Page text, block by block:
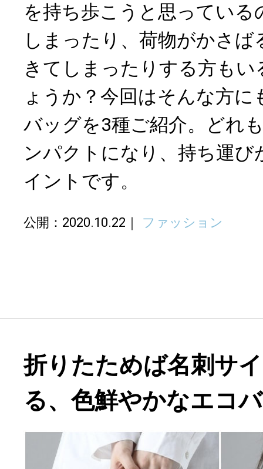
を持ち歩こうと思っている
しまったり、荷物がかさ
きてしまったりする方も
ょうか？今回はそんな方
バッグを3種ご紹介。どれ
ンパクトになり、持ち運
イントです。
公開：2020.10.22 ファッション
折りたためば名刺サ
る、色鮮やかなエコ